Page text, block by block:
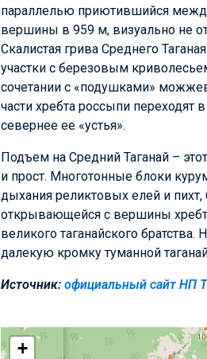
параллелью приютившийся
вершины в 959 м, визуально не
Скалистая грива Среднего
участки с березовым
сочетании с «подушками»
части хребта россыпи
севернее ее «устья».
Подъем на Средний Таганай –
и прост. Многотонные блоки
дыхания реликтовых елей и
открывающейся с вершины
великого таганайского
далекую кромку туманной
Источник: официальный сайт НП
+